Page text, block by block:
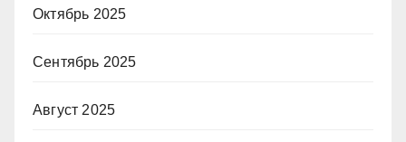
Октябрь 2025
Сентябрь 2025
Август 2025